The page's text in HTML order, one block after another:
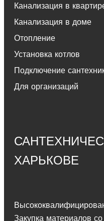
Канализация в
Канализация в доме
Отопление
Установка котлов
Подключение
Для организаций
ХАРЬКОВЕ
Закупка материалов со